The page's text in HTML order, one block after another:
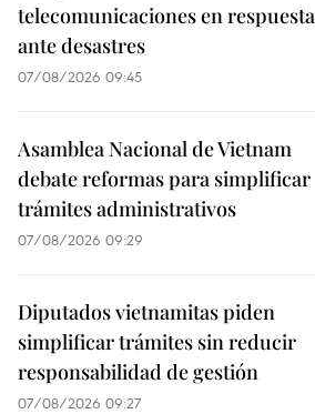
telecomunicaciones en respuesta
ante desastres
07/08/2026 09:45
Asamblea Nacional de Vietnam
debate reformas para simplificar
trámites administrativos
07/08/2026 09:29
Diputados vietnamitas piden
simplificar trámites sin reducir
responsabilidad de gestión
07/08/2026 09:27